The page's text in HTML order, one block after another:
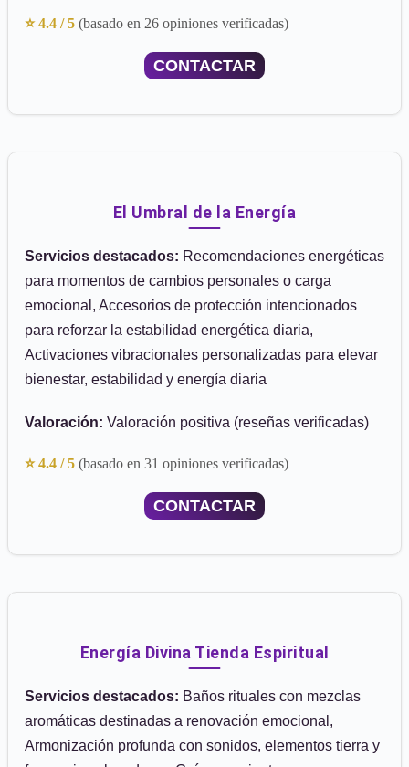
⭐ 4.4 / 5 (basado en 26 opiniones verificadas)
CONTACTAR
El Umbral de la Energía
Servicios destacados: Recomendaciones energéticas
para momentos de cambios personales o carga
emocional, Accesorios de protección intencionados
para reforzar la estabilidad energética diaria,
Activaciones vibracionales personalizadas para elevar
bienestar, estabilidad y energía diaria
Valoración: Valoración positiva (reseñas verificadas)
⭐ 4.4 / 5 (basado en 31 opiniones verificadas)
CONTACTAR
Energía Divina Tienda Espiritual
Servicios destacados: Baños rituales con mezclas
aromáticas destinadas a renovación emocional,
Armonización profunda con sonidos, elementos tierra y